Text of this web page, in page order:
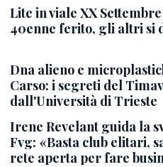
Lite in viale XX
40enne ferito, gli altri si
Dna alieno e
Carso: i segreti del
dall'Università di Trieste
Irene Revelant guida la
Fvg: «Basta club elitari,
rete aperta per fare